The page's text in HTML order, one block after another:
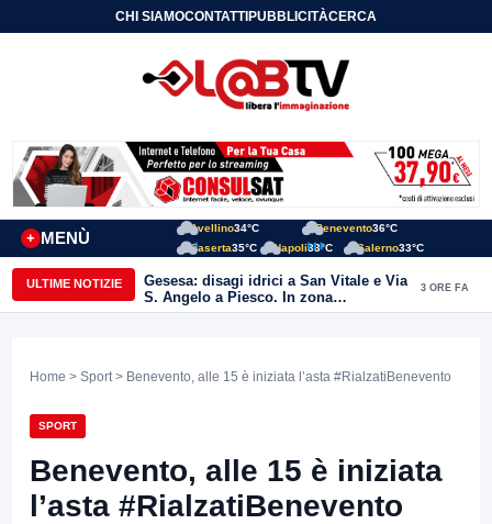
CHI SIAMOCONTATTIPUBBLICITÀCERCA
MENÙ
+
Avellino34°C Benevento36°C
Caserta35°C Napoli33°C Salerno33°C
ULTIME NOTIZIE
Gesesa: disagi idrici a San Vitale e Via
S. Angelo a Piesco. In zona
posizionata l’autobotte
3 ORE FA
Home > Sport > Benevento, alle 15 è iniziata l’asta #RialzatiBenevento
SPORT
Benevento, alle 15 è iniziata
l’asta #RialzatiBenevento